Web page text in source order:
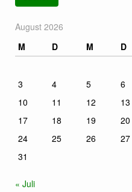
August 2026
M
D M D
3
4 5 6
10
11 12 13
17
18 19 20
24
25 26 27
31
« Juli